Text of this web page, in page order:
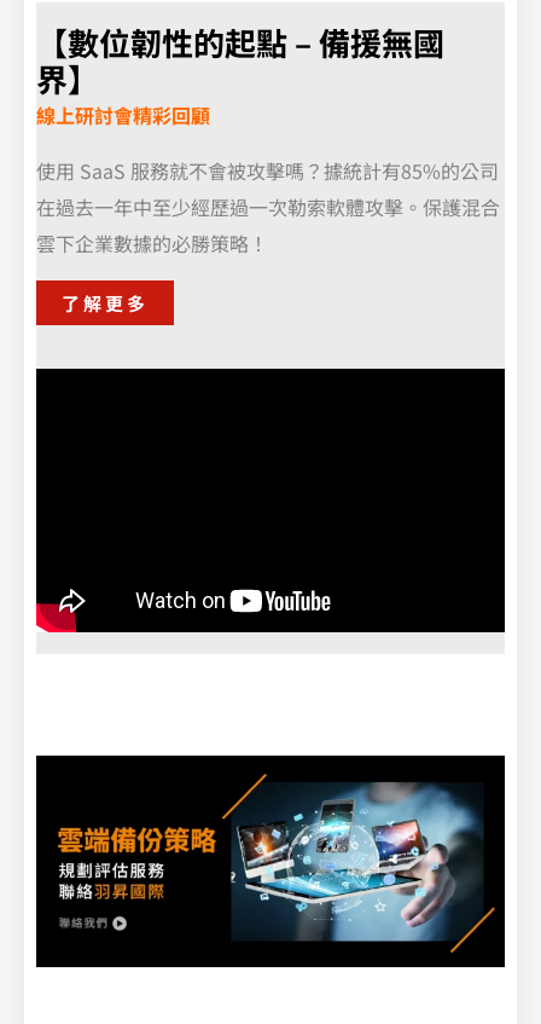
【數位韌性的起點 – 備援無國
界】
線上研討會精彩回顧
使用 SaaS 服務就不會被攻擊嗎？據統計有85%的公司
在過去一年中至少經歷過一次勒索軟體攻擊。保護混合
雲下企業數據的必勝策略！
了解更多